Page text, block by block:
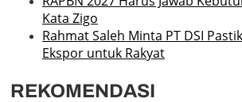
Kata Zigo
Rahmat Saleh Minta PT DSI
Ekspor untuk Rakyat
REKOMENDASI